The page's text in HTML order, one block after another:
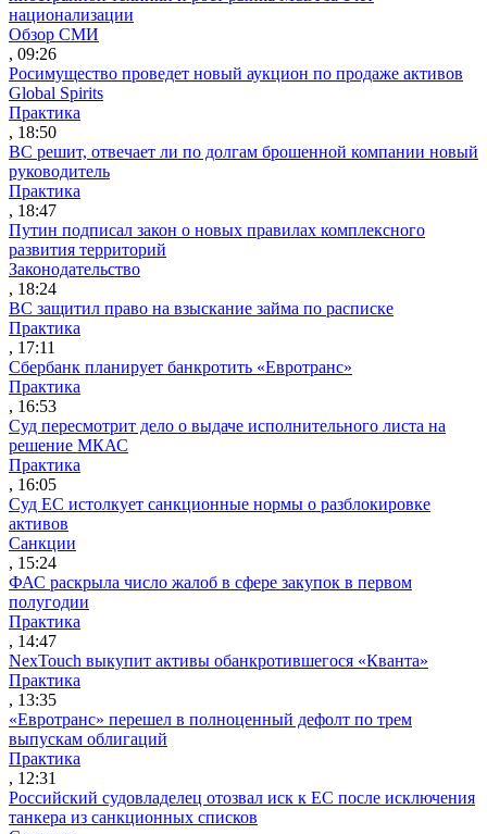
национализации
Обзор СМИ
, 09:26
Росимущество проведет новый аукцион по продаже активов
Global Spirits
Практика
, 18:50
ВС решит, отвечает ли по долгам брошенной компании новый
руководитель
Практика
, 18:47
Путин подписал закон о новых правилах комплексного
развития территорий
Законодательство
, 18:24
ВС защитил право на взыскание займа по расписке
Практика
, 17:11
Сбербанк планирует банкротить «Евротранс»
Практика
, 16:53
Суд пересмотрит дело о выдаче исполнительного листа на
решение МКАС
Практика
, 16:05
Суд ЕС истолкует санкционные нормы о разблокировке
активов
Санкции
, 15:24
ФАС раскрыла число жалоб в сфере закупок в первом
полугодии
Практика
, 14:47
NexTouch выкупит активы обанкротившегося «Кванта»
Практика
, 13:35
«Евротранс» перешел в полноценный дефолт по трем
выпускам облигаций
Практика
, 12:31
Российский судовладелец отозвал иск к ЕС после исключения
танкера из санкционных списков